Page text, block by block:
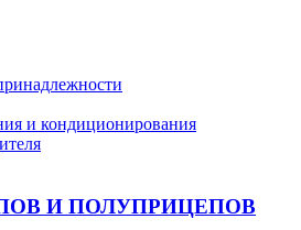
и кондиционирования
И ПОЛУПРИЦЕПОВ